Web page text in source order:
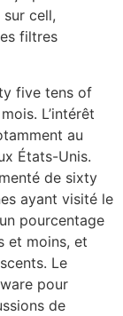
cell,
filtres
five tens of
L’intérêt
au
États-Unis.
de sixty
ayant visité le
pourcentage
et moins, et
Le
pour
de